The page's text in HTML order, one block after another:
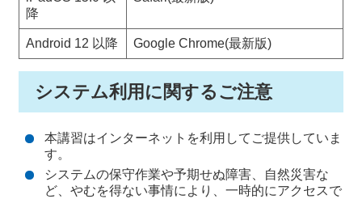
降
Android 12 以降 Google Chrome(最新版)
システム利用に関するご注意
本講習はインターネットを利用してご提供していま
す。
システムの保守作業や予期せぬ障害、自然災害な
ど、やむを得ない事情により、一時的にアクセスで